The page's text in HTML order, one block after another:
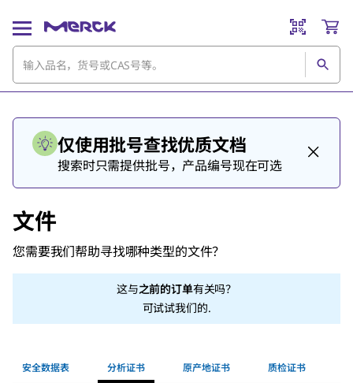
仅使用批号查找优质文档
搜索时只需提供批号，产品编号现在可选
文件
您需要我们帮助寻找哪种类型的文件？
这与之前的订单有关吗？
可试试我们的.
安全数据表 分析证书 原产地证书 质检证书